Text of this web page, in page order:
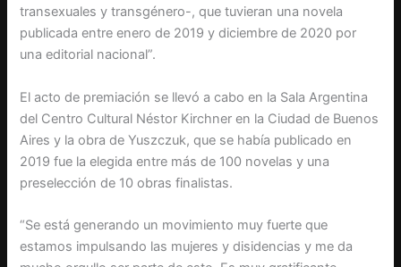
transexuales y transgénero-, que tuvieran una novela
publicada entre enero de 2019 y diciembre de 2020 por
una editorial nacional”.
El acto de premiación se llevó a cabo en la Sala Argentina
del Centro Cultural Néstor Kirchner en la Ciudad de Buenos
Aires y la obra de Yuszczuk, que se había publicado en
2019 fue la elegida entre más de 100 novelas y una
preselección de 10 obras finalistas.
“Se está generando un movimiento muy fuerte que
estamos impulsando las mujeres y disidencias y me da